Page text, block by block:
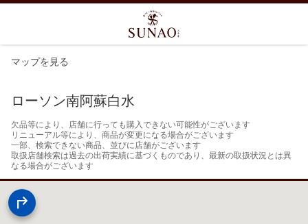
マップを見る
ローソン南阿蘇白水
欠品等により、店舗に行っても購入できない可能性がございます
リニューアル等により、商品が変更になる場合がございます
一部、検索できない商品、並びに店舗がございます
取扱店舗検索は過去の出荷実績に基づくものであり、最新の取扱状況とは異
なる場合がございます